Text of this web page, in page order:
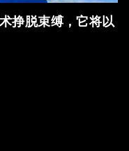
挣脱束缚，它将以